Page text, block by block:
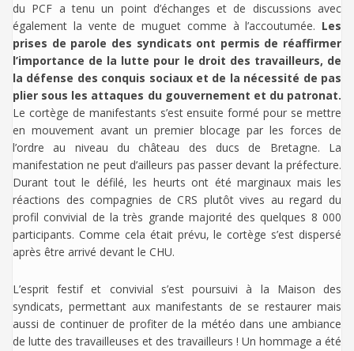
du PCF a tenu un point d’échanges et de discussions avec
également la vente de muguet comme à l’accoutumée. Les
prises de parole des syndicats ont permis de réaffirmer
l’importance de la lutte pour le droit des travailleurs, de
la défense des conquis sociaux et de la nécessité de pas
plier sous les attaques du gouvernement et du patronat.
Le cortège de manifestants s’est ensuite formé pour se mettre
en mouvement avant un premier blocage par les forces de
l’ordre au niveau du château des ducs de Bretagne. La
manifestation ne peut d’ailleurs pas passer devant la préfecture.
Durant tout le défilé, les heurts ont été marginaux mais les
réactions des compagnies de CRS plutôt vives au regard du
profil convivial de la très grande majorité des quelques 8 000
participants. Comme cela était prévu, le cortège s’est dispersé
après être arrivé devant le CHU.
L’esprit festif et convivial s’est poursuivi à la Maison des
syndicats, permettant aux manifestants de se restaurer mais
aussi de continuer de profiter de la météo dans une ambiance
de lutte des travailleuses et des travailleurs ! Un hommage a été